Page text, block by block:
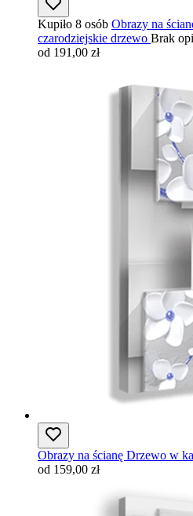
Kupiło 8 osób Obrazy na
czarodziejskie drzewo Brak
od 191,00 zł
Obrazy na ścianę Drzewo w
od 159,00 zł